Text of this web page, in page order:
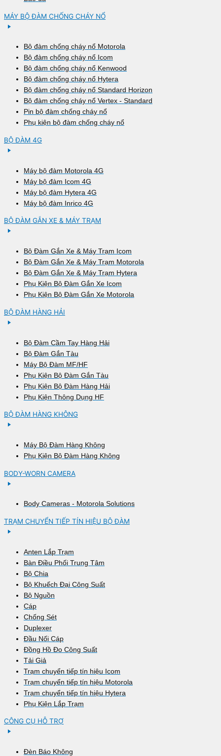
MÁY BỘ ĐÀM CHỐNG CHÁY NỔ
Bộ đàm chống cháy nổ Motorola
Bộ đàm chống cháy nổ Icom
Bộ đàm chống cháy nổ Kenwood
Bộ đàm chống cháy nổ Hytera
Bộ đàm chống cháy nổ Standard Horizon
Bộ đàm chống cháy nổ Vertex - Standard
Pin bộ đàm chống cháy nổ
Phụ kiện bộ đàm chống cháy nổ
BỘ ĐÀM 4G
Máy bộ đàm Motorola 4G
Máy bộ đàm Icom 4G
Máy bộ đàm Hytera 4G
Máy bộ đàm Inrico 4G
BỘ ĐÀM GẮN XE & MÁY TRẠM
Bộ Đàm Gắn Xe & Máy Trạm Icom
Bộ Đàm Gắn Xe & Máy Trạm Motorola
Bộ Đàm Gắn Xe & Máy Trạm Hytera
Phụ Kiện Bộ Đàm Gắn Xe Icom
Phụ Kiện Bộ Đàm Gắn Xe Motorola
BỘ ĐÀM HÀNG HẢI
Bộ Đàm Cầm Tay Hàng Hải
Bộ Đàm Gắn Tàu
Máy Bộ Đàm MF/HF
Phụ Kiện Bộ Đàm Gắn Tàu
Phụ Kiện Bộ Đàm Hàng Hải
Phụ Kiện Thông Dụng HF
BỘ ĐÀM HÀNG KHÔNG
Máy Bộ Đàm Hàng Không
Phụ Kiện Bộ Đàm Hàng Không
BODY-WORN CAMERA
Body Cameras - Motorola Solutions
TRẠM CHUYỂN TIẾP TÍN HIỆU BỘ ĐÀM
Anten Lắp Trạm
Bàn Điều Phối Trung Tâm
Bộ Chia
Bộ Khuếch Đại Công Suất
Bộ Nguồn
Cáp
Chống Sét
Duplexer
Đầu Nối Cáp
Đồng Hồ Đo Công Suất
Tải Giả
Trạm chuyển tiếp tín hiệu Icom
Trạm chuyển tiếp tín hiệu Motorola
Trạm chuyển tiếp tín hiệu Hytera
Phụ Kiện Lắp Trạm
CÔNG CỤ HỖ TRỢ
Đèn Báo Không